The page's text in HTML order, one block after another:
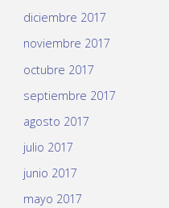
diciembre 2017
noviembre 2017
octubre 2017
septiembre 2017
agosto 2017
julio 2017
junio 2017
mayo 2017